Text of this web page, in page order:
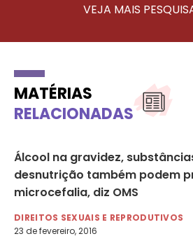
VEJA MAIS
MATÉRIAS
RELACIONADAS
Álcool na gravidez,
desnutrição também podem
microcefalia, diz OMS
DIREITOS SEXUAIS E REPRODUTIVOS
23 de fevereiro, 2016